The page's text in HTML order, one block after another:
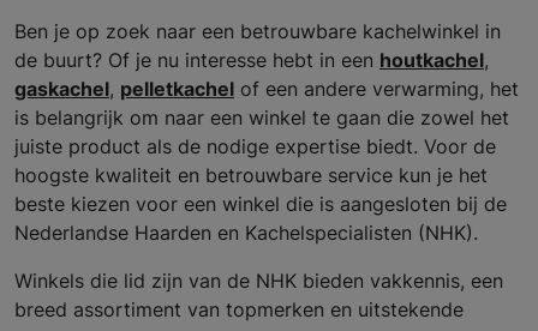
Ben je op zoek naar een betrouwbare kachelwinkel in
de buurt? Of je nu interesse hebt in een houtkachel,
gaskachel, pelletkachel of een andere verwarming, het
is belangrijk om naar een winkel te gaan die zowel het
juiste product als de nodige expertise biedt. Voor de
hoogste kwaliteit en betrouwbare service kun je het
beste kiezen voor een winkel die is aangesloten bij de
Nederlandse Haarden en Kachelspecialisten (NHK).
Winkels die lid zijn van de NHK bieden vakkennis, een
breed assortiment van topmerken en uitstekende